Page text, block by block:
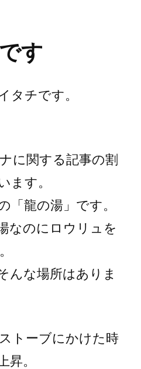
す
タチです。
に関する記事の割
ます。
「龍の湯」です。
なのにロウリュを
んな場所はありま
トーブにかけた時
昇。